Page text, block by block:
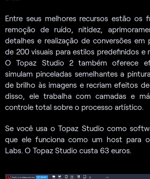
Entre seus melhores recursos estão os
remoção de ruído, nitidez,
detalhes e realização de conversões em
de 200 visuais para estilos predefinidos e
O Topaz Studio 2 também oferece
simulam pinceladas semelhantes a
de brilho às imagens e recriam efeitos
disso, ele trabalha com camadas e
controle total sobre o processo artístico.
Se você usa o Topaz Studio como
que ele funciona como um host para
Labs. O Topaz Studio custa 63 euros.